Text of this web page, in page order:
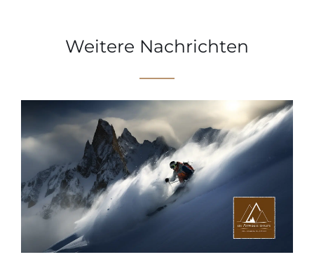
Weitere Nachrichten